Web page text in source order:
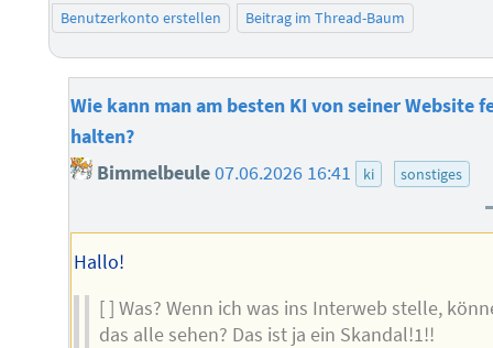
Benutzerkonto erstellen
Beitrag im Thread-Baum
Wie kann man am besten KI von seiner Website
halten?
Bimmelbeule07.06.2026 16:41 ki sonstiges
Hallo!
[ ] Was? Wenn ich was ins Interweb stelle,
das alle sehen? Das ist ja ein Skandal!1!!